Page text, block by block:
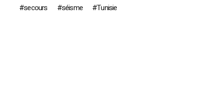
secours
séisme Tunisie